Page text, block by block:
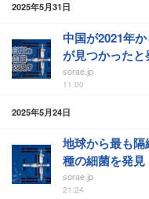
2025年5月31日
中国が2021年
が見つかったと
sorae.jp
11:00
2025年5月24日
地球から最も
種の細菌を発見
sorae.jp
21:24